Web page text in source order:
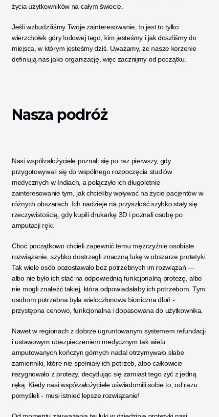
życia użytkowników na całym świecie.
Jeśli wzbudziliśmy Twoje zainteresowanie, to jest to tylko
wierzchołek góry lodowej tego, kim jesteśmy i jak doszliśmy do
miejsca, w którym jesteśmy dziś. Uważamy, że nasze korzenie
definiują nas jako organizację, więc zacznijmy od początku.
Nasza podróż
Nasi współzałożyciele poznali się po raz pierwszy, gdy
przygotowywali się do wspólnego rozpoczęcia studiów
medycznych w Indiach, a połączyło ich długoletnie
zainteresowanie tym, jak chcieliby wpływać na życie pacjentów w
różnych obszarach. Ich nadzieje na przyszłość szybko stały się
rzeczywistością, gdy kupili drukarkę 3D i poznali osobę po
amputacji ręki.
Choć początkowo chcieli zapewnić temu mężczyźnie osobiste
rozwiązanie, szybko dostrzegli znaczną lukę w obszarze protetyki.
Tak wiele osób pozostawało bez potrzebnych im rozwiązań —
albo nie było ich stać na odpowiednią funkcjonalną protezę, albo
nie mogli znaleźć takiej, która odpowiadałaby ich potrzebom. Tym
osobom potrzebna była wieloczłonowa bioniczna dłoń -
przystępna cenowo, funkcjonalna i dopasowana do użytkownika.
Nawet w regionach z dobrze ugruntowanym systemem refundacji
i ustawowym ubezpieczeniem medycznym tak wielu
amputowanych kończyn górnych nadal otrzymywało słabe
zamienniki, które nie spełniały ich potrzeb, albo całkowicie
rezygnowało z protezy, decydując się zamiast tego żyć z jedną
ręką. Kiedy nasi współzałożyciele uświadomili sobie to, od razu
pomyśleli - musi istnieć lepsze rozwiązanie!